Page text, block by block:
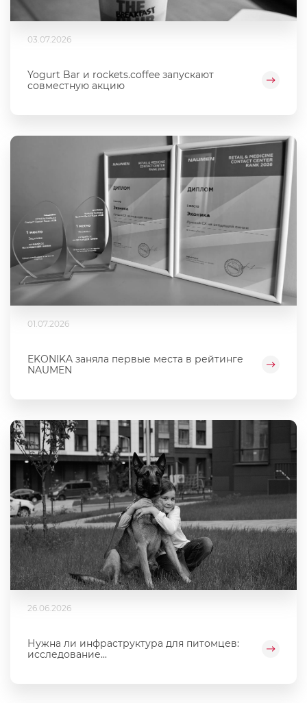
03.07.2026
Yogurt Bar и rockets.coffee запускают
совместную акцию
01.07.2026
EKONIKA заняла первые места в рейтинге
NAUMEN
26.06.2026
Нужна ли инфраструктура для питомцев:
исследование...